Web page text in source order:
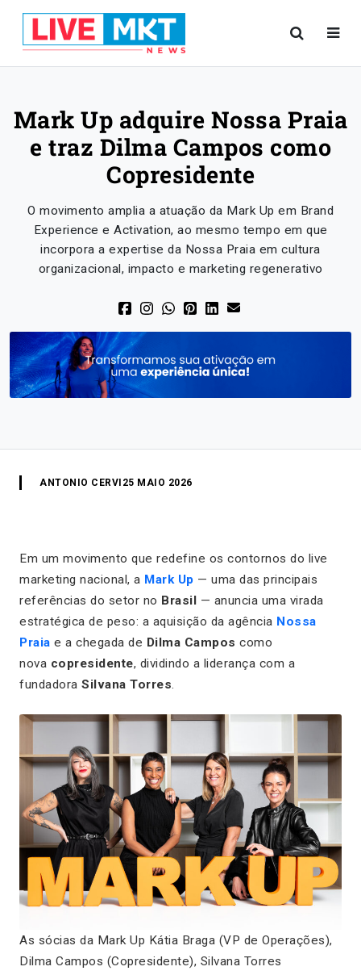
Mark Up adquire Nossa Praia
e traz Dilma Campos como
Copresidente
O movimento amplia a atuação da Mark Up em Brand
Experience e Activation, ao mesmo tempo em que
incorpora a expertise da Nossa Praia em cultura
organizacional, impacto e marketing regenerativo
ANTONIO CERVI 25 MAIO 2026
Em um movimento que redefine os contornos do live
marketing nacional, a Mark Up — uma das principais
referências do setor no Brasil — anuncia uma virada
estratégica de peso: a aquisição da agência Nossa
Praia e a chegada de Dilma Campos como
nova copresidente, dividindo a liderança com a
fundadora Silvana Torres.
As sócias da Mark Up Kátia Braga (VP de Operações),
Dilma Campos (Copresidente), Silvana Torres